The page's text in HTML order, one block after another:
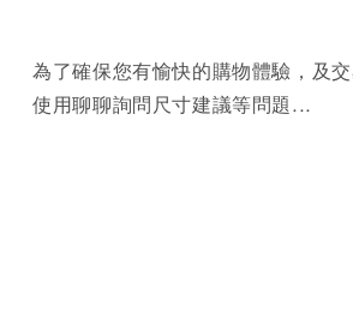
為了確保您有愉快的購物體驗，及
使用聊聊詢問尺寸建議等問題...